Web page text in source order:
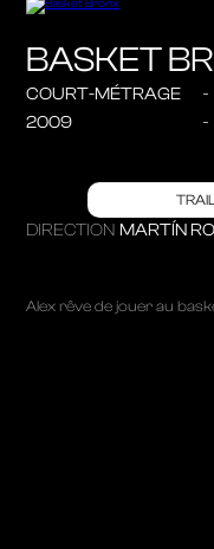
BASKET
COURT-MÉTRAGE
2009
DIRECTION MARTÍN
Alex rêve de jouer au